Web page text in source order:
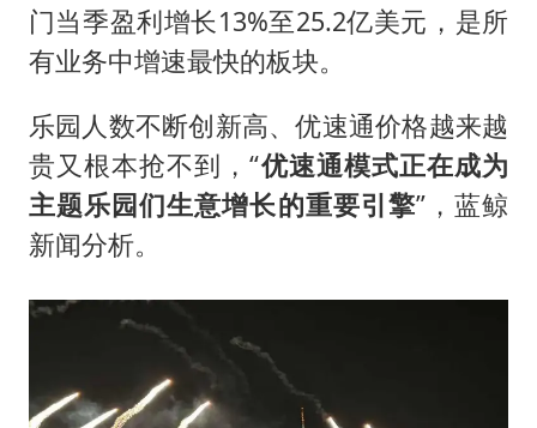
门当季盈利增长13%至25.2亿美元，是所
有业务中增速最快的板块。
乐园人数不断创新高、优速通价格越来越
贵又根本抢不到，“优速通模式正在成为
主题乐园们生意增长的重要引擎”，蓝鲸
新闻分析。